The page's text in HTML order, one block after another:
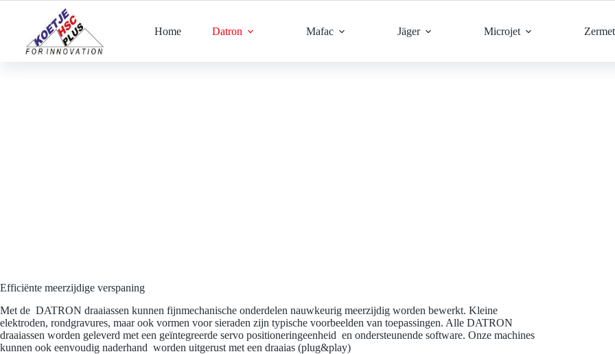
inhoud
Home Datron Mafac Jäger Microjet Zermet
Efficiënte meerzijdige verspaning
Met de DATRON draaiassen kunnen fijnmechanische onderdelen nauwkeurig meerzijdig worden bewerkt. Kleine
elektroden, rondgravures, maar ook vormen voor sieraden zijn typische voorbeelden van toepassingen. Alle DATRON
draaiassen worden geleverd met een geïntegreerde servo positioneringeenheid en ondersteunende software. Onze machines
kunnen ook eenvoudig naderhand worden uitgerust met een draaias (plug&play)